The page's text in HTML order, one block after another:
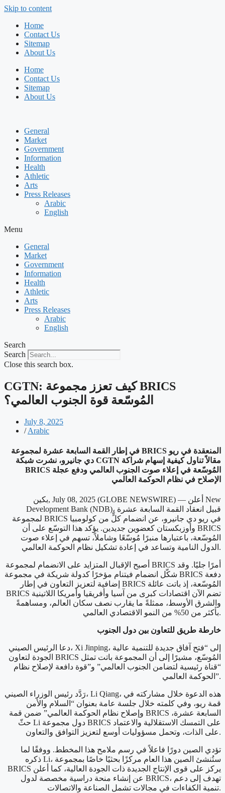
Skip to content
Home
Contact Us
Sitemap
About Us
Home
Contact Us
Sitemap
About Us
General
Market
Government
Information
Health
Athletic
Arts
Press Releases
Arabic
English
Menu
General
Market
Government
Information
Health
Athletic
Arts
Press Releases
Arabic
English
Search
Search
Close this search box.
CGTN: كيف تعزز مجموعة BRICS
المُوسّعة قوة الجنوب العالمي؟
July 8, 2025
/ Arabic
في إطار القمة السابعة عشرة لمجموعة BRICS المنعقدة في ريو
دي جانيرو، نشرت شبكة CGTN مقالاً تناول كيفية إسهام شراكة
BRICS المُوسّعة في إعلاء صوت الجنوب العالمي ودفع عجلة
الإصلاح في نظام الحوكمة العالمي
بكين, July 08, 2025 (GLOBE NEWSWIRE) — أعلن New
Development Bank (NDB)، قبيل انعقاد القمة السابعة عشرة
لمجموعة BRICS في ريو دي جانيرو، عن انضمام كلٍّ من كولومبيا
وأوزبكستان كعضوين جديدين. يؤكد هذا التوسّع على أن BRICS
المُوسّعة، باعتبارها منبرًا مُوسّعًا وشاملاً، تسهم في إعلاء صوت
الدول النامية وتساعد في إعادة تشكيل نظام الحوكمة العالمي.
أصبح الإقبال المتزايد على الانضمام لمجموعة BRICS أمرًا جليًا. وقد
شكّل انضمام فيتنام مؤخرًا كدولة شريكة في مجموعة BRICS دفعة
إضافية لتعزيز التعاون في إطار BRICS المُوسّعة، إذ باتت عائلة
BRICS تضم الآن اقتصادات كبرى من آسيا وأفريقيا وأمريكا اللاتينية
والشرق الأوسط، ممثلةً ما يقارب نصف سكان العالم، ومساهمةً
بأكثر من 50% من النمو الاقتصادي العالمي.
خارطة طريق للتعاون بين دول الجنوب
دعا الرئيس الصيني، Xi Jinping، إلى “فتح آفاق جديدة للتنمية عالية
الجودة لتعاون BRICS المُوسّع، مشيرًا إلى أن المجموعة باتت تمثل
“قناة رئيسية لتضامن الجنوب العالمي” و”قوة دافعة لإصلاح نظام
الحوكمة العالمي”.
رَدَّد رئيس الوزراء الصيني، Li Qiang، هذه الدعوة خلال مشاركته في
قمة ريو، وفي كلمته خلال جلسة عامة بعنوان “السلام والأمن
وإصلاح نظام الحوكمة العالمي” ضمن قمة BRICS السابعة عشرة،
حثّ Li دول مجموعة BRICS على التمسك الاستقلالية والاعتماد
على الذات، وتحمل مسؤوليات أوسع لتعزيز التوافق والتعاون.
تؤدي الصين دورًا فاعلاً في رسم ملامح هذا المخطط. ووفقًا لما
ذكره Li، ستُنشئ الصين هذا العام مركزًا بحثيًا خاصًا بمجموعة
BRICS يركز على قوى الإنتاج الجديدة ذات الجودة العالية، كما أعلن
عن إنشاء منحة دراسية مخصصة لدول BRICS، تهدف إلى دعم
تنمية الكفاءات في مجالات تشمل الصناعة والاتصالات.